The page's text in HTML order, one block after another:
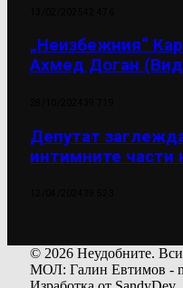
„Неизбежния“
Ахмед Доган
Депутат
интимните части
© 2026 Неудобните.
МОЛ: Галин Евтимов -